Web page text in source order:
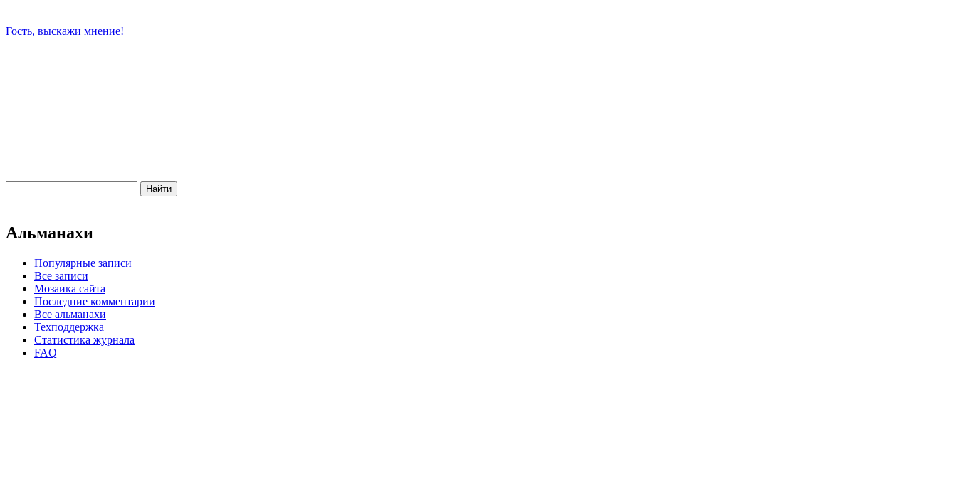
Гость, выскажи мнение!
Альманахи
Популярные записи
Все записи
Мозаика сайта
Последние комментарии
Все альманахи
Техподдержка
Статистика журнала
FAQ